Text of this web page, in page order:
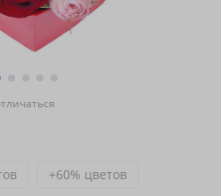
+60% цветов